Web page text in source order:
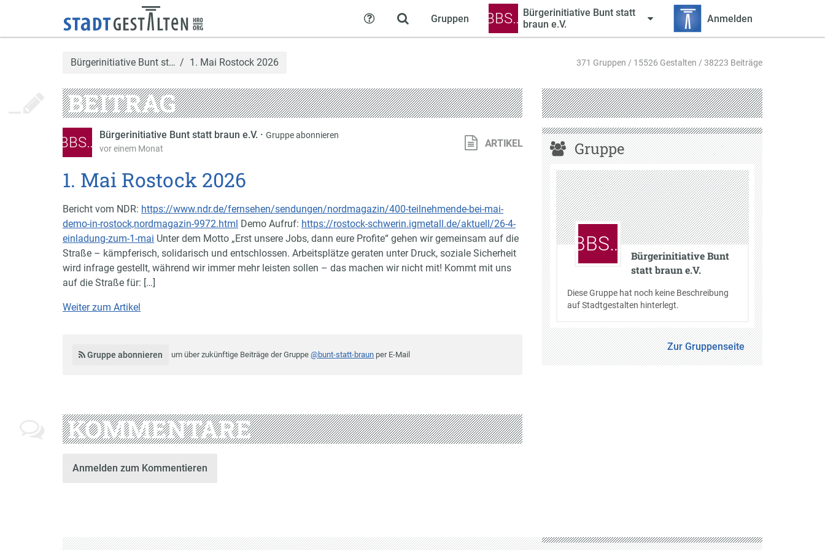
Gruppen BBS… Bürgerinitiative Bunt statt
braun e.V.
Anmelden
Hilfe
Bürgerinitiative Bunt st… 1. Mai Rostock 2026 371 Gruppen / 15526 Gestalten / 38223 Beiträge
BEITRAG
BBS… Bürgerinitiative Bunt statt braun e.V. · Gruppe abonnieren
vor einem Monat
ARTIKEL
1. Mai Rostock 2026
Bericht vom NDR: https://www.ndr.de/fernsehen/sendungen/nordmagazin/400-teilnehmende-bei-mai-
demo-in-rostock,nordmagazin-9972.html Demo Aufruf: https://rostock-schwerin.igmetall.de/aktuell/26-4-
einladung-zum-1-mai Unter dem Motto „Erst unsere Jobs, dann eure Profite“ gehen wir gemeinsam auf die
Straße – kämpferisch, solidarisch und entschlossen. Arbeitsplätze geraten unter Druck, soziale Sicherheit
wird infrage gestellt, während wir immer mehr leisten sollen – das machen wir nicht mit! Kommt mit uns
auf die Straße für: […]
Weiter zum Artikel
Gruppe abonnieren um über zukünftige Beiträge der Gruppe@bunt-statt-braun per E-Mail
KOMMENTARE
Anmelden zum Kommentieren
Gruppe
BBS…
Bürgerinitiative Bunt
statt braun e.V.
Diese Gruppe hat noch keine Beschreibung
auf Stadtgestalten hinterlegt.
Zur Gruppenseite